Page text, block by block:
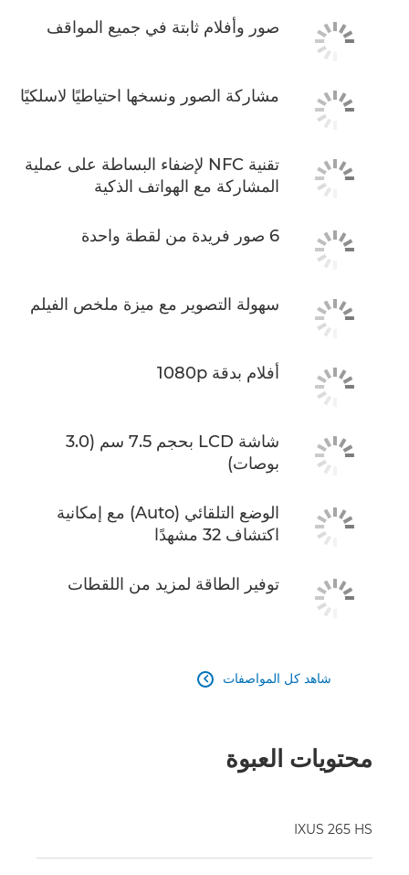
صور وأفلام ثابتة في جميع المواقف
مشاركة الصور ونسخها احتياطيًا لاسلكيًا
تقنية NFC لإضفاء البساطة على عملية
المشاركة مع الهواتف الذكية
6 صور فريدة من لقطة واحدة
سهولة التصوير مع ميزة ملخص الفيلم
أفلام بدقة 1080p
شاشة LCD بحجم 7.5 سم (3.0
بوصات)
الوضع التلقائي (Auto) مع إمكانية
اكتشاف 32 مشهدًا
توفير الطاقة لمزيد من اللقطات
شاهد كل المواصفات 
محتويات العبوة
IXUS 265 HS